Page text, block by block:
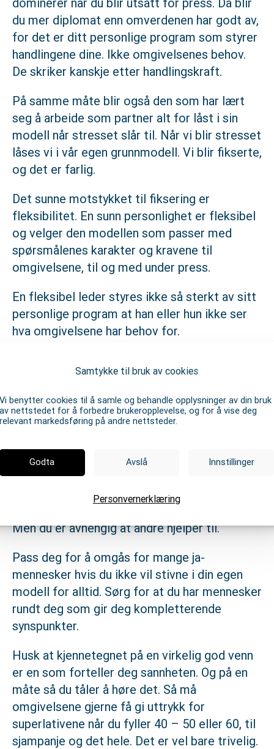
dominerer når du blir utsatt for press. Da blir
du mer diplomat enn omverdenen har godt av,
for det er ditt personlige program som styrer
handlingene dine. Ikke omgivelsenes behov.
De skriker kanskje etter handlingskraft.
På samme måte blir også den som har lært
seg å arbeide som partner alt for låst i sin
modell når stresset slår til. Når vi blir stresset
låses vi i vår egen grunnmodell. Vi blir fikserte,
og det er farlig.
Det sunne motstykket til fiksering er
fleksibilitet. En sunn personlighet er fleksibel
og velger den modellen som passer med
spørsmålenes karakter og kravene til
omgivelsene, til og med under press.
En fleksibel leder styres ikke så sterkt av sitt
personlige program at han eller hun ikke ser
hva omgivelsene har behov for.
Gjør deg kjent med
programmet ditt
Å gjøre seg kjent med sitt eget program er å
utvikle selvinnsikt, selve grunnlaget for egen
utvikling og relasjonsbygging med andre. Når
selvinnsikten øker, kan du lære deg å
Men du er avhengig at andre hjelper til.
Pass deg for å omgås for mange ja-
mennesker hvis du ikke vil stivne i din egen
modell for alltid. Sørg for at du har mennesker
rundt deg som gir deg kompletterende
synspunkter.
Husk at kjennetegnet på en virkelig god venn
er en som forteller deg sannheten. Og på en
måte så du tåler å høre det. Så må
omgivelsene gjerne få gi uttrykk for
superlativene når du fyller 40 – 50 eller 60, til
sjampanje og det hele. Det er vel bare trivelig.
Samtykke til bruk av cookies
Vi benytter cookies til å samle og behandle opplysninger av din bruk
av nettstedet for å forbedre brukeropplevelse, og for å vise deg
relevant markedsføring på andre nettsteder.
Godta Avslå Innstillinger
Personvernerklæring